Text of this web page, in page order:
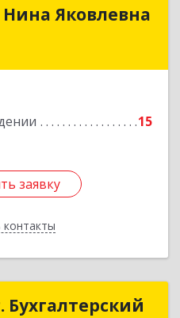
Яковлевна
15
заявку
контакты
обл, Медногорск г,
заявку
Бухгалтерский